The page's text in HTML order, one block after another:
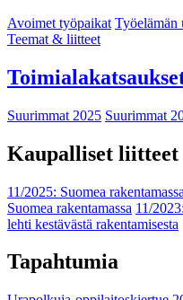
Avoimet työpaikat Työelämän
Teemat & liitteet
Suurimmat 2025 Suurimmat
Kaupalliset liitteet
11/2025: Suomea rakentamassa
Suomea rakentamassa 11/
lehti kestävästä rakentamisesta
Tapahtumia